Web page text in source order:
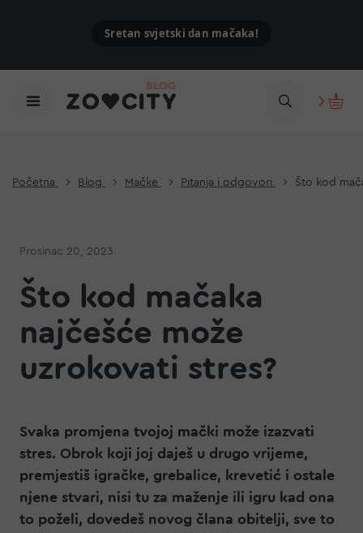
Sretan svjetski dan mačaka!
Početna Blog Mačke Pitanja i odgovori Što kod
Prosinac 20, 2023
Što kod mačaka
najčešće može
uzrokovati stres?
Svaka promjena tvojoj mački može izazvati
stres. Obrok koji joj daješ u drugo vrijeme,
premjestiš igračke, grebalice, krevetić i ostale
njene stvari, nisi tu za maženje ili igru kad ona
to poželi, dovedeš novog člana obitelji, sve to